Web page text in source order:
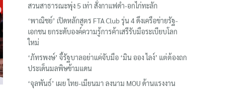
สวนสาธารณะพุ่ง 5 เท่า สั่งกาแฟดำ-อกไก่ทะลัก
‘พาณิชย์’ เปิดหลักสูตร FTA Club รุ่น 4 ดึงเครือข่ายรัฐ-
เอกชน ยกระดับองค์ความรู้การค้าเสรีรับมือระเบียบโลก
ใหม่
‘ภัทรพงษ์’ จี้รัฐบาลอย่าแค่จับมือ ‘มิน ออง ไลง์’ แต่ต้องถก
ประเด็นมลพิษข้ามแดน
‘จุลพันธ์’ เผย ไทย-เมียนมา ลงนาม MOU ด้านแรงงาน